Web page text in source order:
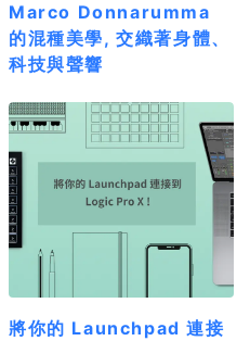
Marco Donnarumma
的混種美學, 交織著身體、
科技與聲響
將你的 Launchpad 連接